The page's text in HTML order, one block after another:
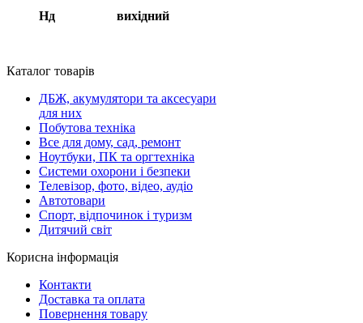
Нд вихідний
Каталог товарів
ДБЖ, акумулятори та аксесуари
для них
Побутова техніка
Все для дому, сад, ремонт
Ноутбуки, ПК та оргтехніка
Системи охорони і безпеки
Телевізор, фото, відео, аудіо
Автотовари
Спорт, відпочинок і туризм
Дитячий світ
Корисна інформація
Контакти
Доставка та оплата
Повернення товару